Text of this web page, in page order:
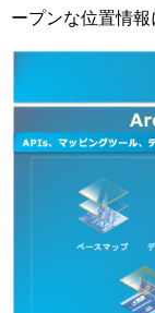
ープンな位置情報